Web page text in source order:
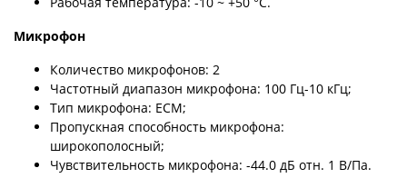
Микрофон
Количество микрофонов: 2
Частотный диапазон микрофона: 100 Гц-10 кГц;
Тип микрофона: ECM;
Пропускная способность микрофона:
широкополосный;
Чувствительность микрофона: -44.0 дБ отн. 1 В/Па.